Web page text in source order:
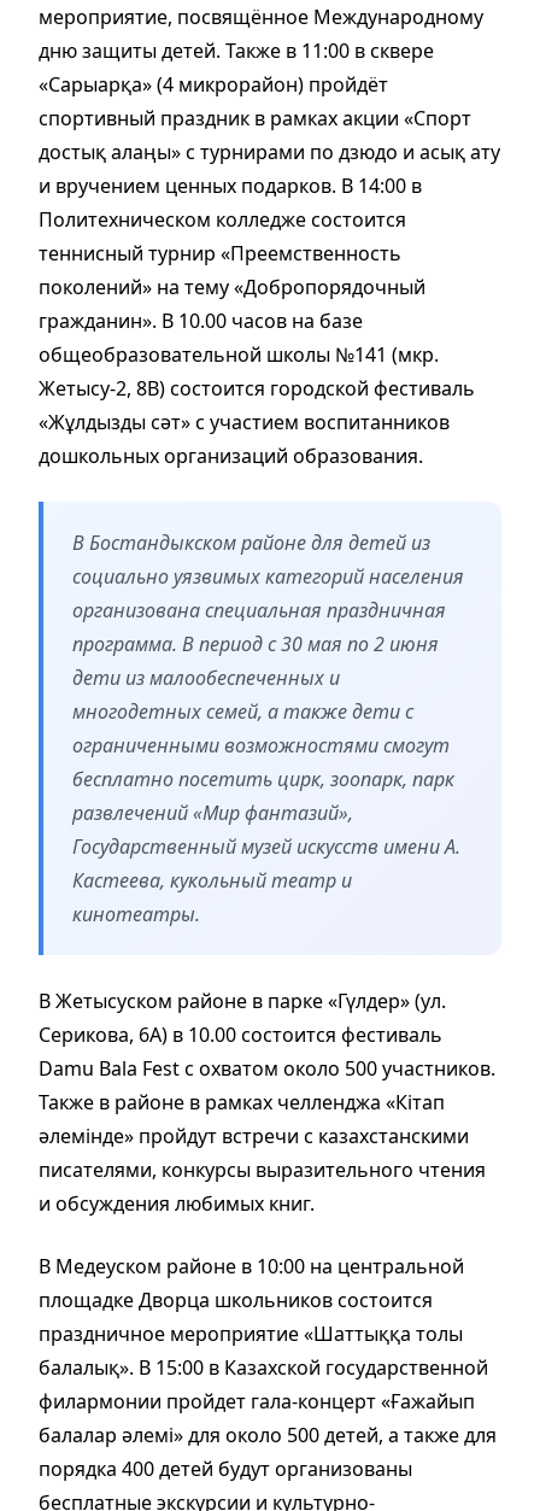
мероприятие, посвящённое Международному
дню защиты детей. Также в 11:00 в сквере
«Сарыарқа» (4 микрорайон) пройдёт
спортивный праздник в рамках акции «Спорт
достық алаңы» с турнирами по дзюдо и асық ату
и вручением ценных подарков. В 14:00 в
Политехническом колледже состоится
теннисный турнир «Преемственность
поколений» на тему «Добропорядочный
гражданин». В 10.00 часов на базе
общеобразовательной школы №141 (мкр.
Жетысу-2, 8В) состоится городской фестиваль
«Жұлдызды сәт» с участием воспитанников
дошкольных организаций образования.
В Бостандыкском районе для детей из
социально уязвимых категорий населения
организована специальная праздничная
программа. В период с 30 мая по 2 июня
дети из малообеспеченных и
многодетных семей, а также дети с
ограниченными возможностями смогут
бесплатно посетить цирк, зоопарк, парк
развлечений «Мир фантазий»,
Государственный музей искусств имени А.
Кастеева, кукольный театр и
кинотеатры.
В Жетысуском районе в парке «Гүлдер» (ул.
Серикова, 6А) в 10.00 состоится фестиваль
Damu Bala Fest с охватом около 500 участников.
Также в районе в рамках челленджа «Кітап
әлемінде» пройдут встречи с казахстанскими
писателями, конкурсы выразительного чтения
и обсуждения любимых книг.
В Медеуском районе в 10:00 на центральной
площадке Дворца школьников состоится
праздничное мероприятие «Шаттыққа толы
балалық». В 15:00 в Казахской государственной
филармонии пройдет гала-концерт «Ғажайып
балалар әлемі» для около 500 детей, а также для
порядка 400 детей будут организованы
бесплатные экскурсии и культурно-